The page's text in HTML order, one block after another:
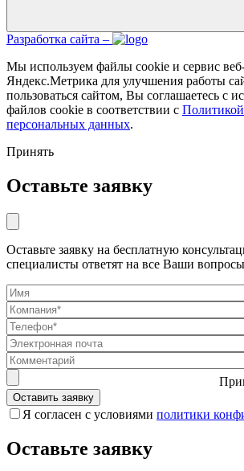
Разработка сайта –
Мы используем файлы cookie и сервис
Яндекс.Метрика для улучшения работы
пользоваться сайтом, Вы соглашаетесь с
файлов cookie в соответствии с
персональных данных.
Принять
Оставьте заявку
Оставьте заявку на бесплатную
специалисты ответят на все Ваши вопросы
Я согласен с условиями политики
Оставьте заявку